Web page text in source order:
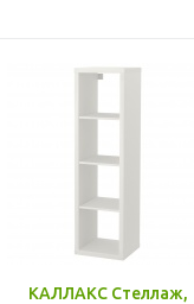
КАЛЛАКС Стеллаж,